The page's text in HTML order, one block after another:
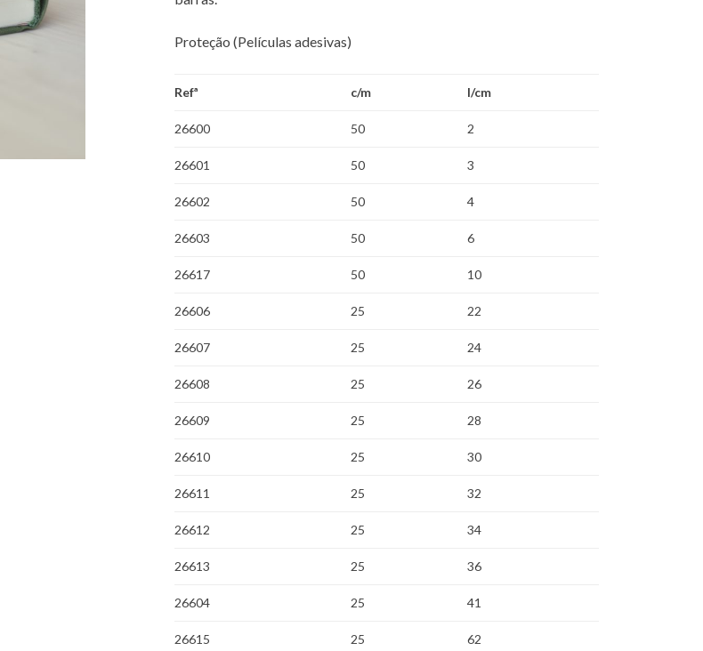
Proteção (Películas adesivas)
Refª c/m l/cm
26600 50 2
26601 50 3
26602 50 4
26603 50 6
26617 50 10
26606 25 22
26607 25 24
26608 25 26
26609 25 28
26610 25 30
26611 25 32
26612 25 34
26613 25 36
26604 25 41
26615 25 62